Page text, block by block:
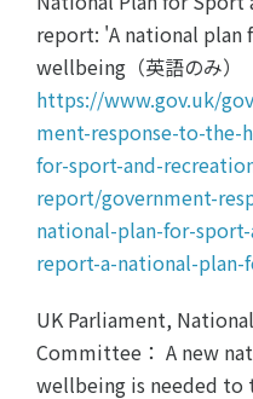
report: 'A national plan
wellbeing（英語のみ）
https://www.gov.uk/
ment-response-to-the-
for-sport-and-
report/government-
national-plan-for-
report-a-national-
UK Parliament,
Committee： A new
wellbeing is needed to